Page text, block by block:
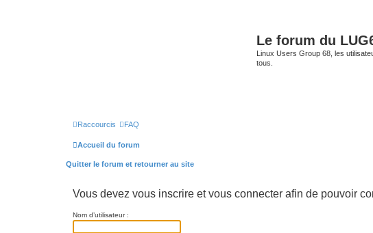
Le forum du
Linux Users Group 68, les
tous.
Raccourcis FAQ
Accueil du forum
Quitter le forum et retourner au site
Vous devez vous inscrire et vous connecter afin de pouvoir
Nom d’utilisateur :